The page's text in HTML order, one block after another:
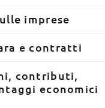
imprese
e contratti
contributi,
economici